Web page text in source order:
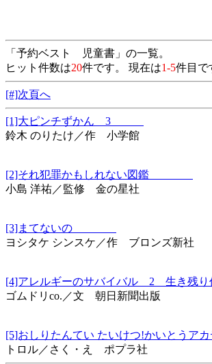
「予約ベスト 児童書」の一覧。
ヒット件数は20件です。 現在は1-5件目で
[#]次頁へ
[1]大ピンチずかん 3
鈴木 のりたけ／作 小学館
[2]それ犯罪かもしれない図鑑
小島 洋祐／監修 金の星社
[3]まてないの
ヨシタケ シンスケ／作 ブロンズ新社
[4]アレルギーのサバイバル 2 生き残
ゴムドリco.／文 朝日新聞出版
[5]おしりたんてい たいけつ!かいとう
トロル／さく・え ポプラ社